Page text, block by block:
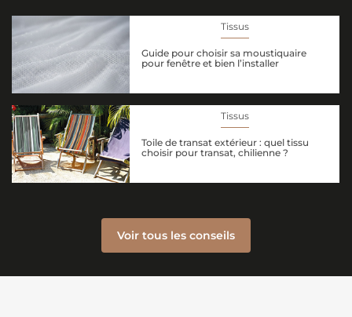
Tissus
Guide pour choisir sa moustiquaire
pour fenêtre et bien l’installer
Tissus
Toile de transat extérieur : quel tissu
choisir pour transat, chilienne ?
Voir tous les conseils